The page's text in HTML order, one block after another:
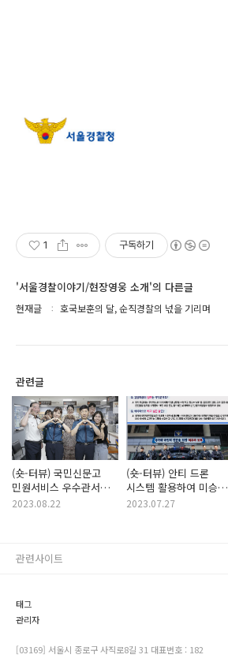
1 구독하기
'서울경찰이야기/현장영웅 소개'의 다른글
현재글 호국보훈의 달, 순직경찰의 넋을 기리며
관련글
(숏-터뷰) 국민신문고
민원서비스 우수관서로
선정합니다
2023.08.22
(숏-터뷰) 안티 드론
시스템 활용하여 미승인
드론 발견 및 조종자
2023.07.27
태그
관리자
[03169] 서울시 종로구 사직로8길 31 대표번호 : 182
관련사이트